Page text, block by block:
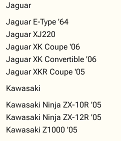
Jaguar
Jaguar E-Type '64
Jaguar XJ220
Jaguar XK Coupe '06
Jaguar XK Convertible '06
Jaguar XKR Coupe '05
Kawasaki
Kawasaki Ninja ZX-10R '05
Kawasaki Ninja ZX-12R '05
Kawasaki Z1000 '05